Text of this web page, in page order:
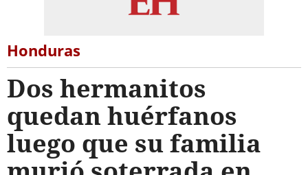
Honduras
Dos hermanitos
quedan huérfanos
luego que su familia